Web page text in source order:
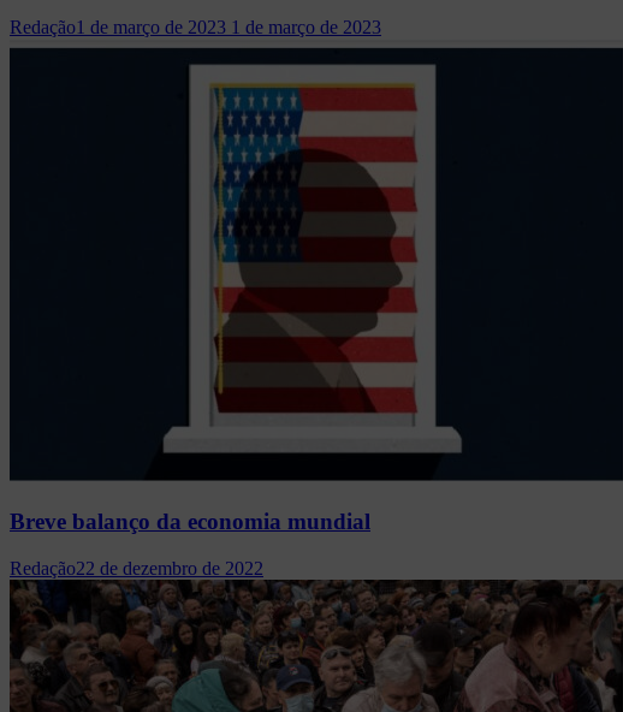
Redação1 de março de 2023 1 de março de 2023
Breve balanço da economia mundial
Redação22 de dezembro de 2022